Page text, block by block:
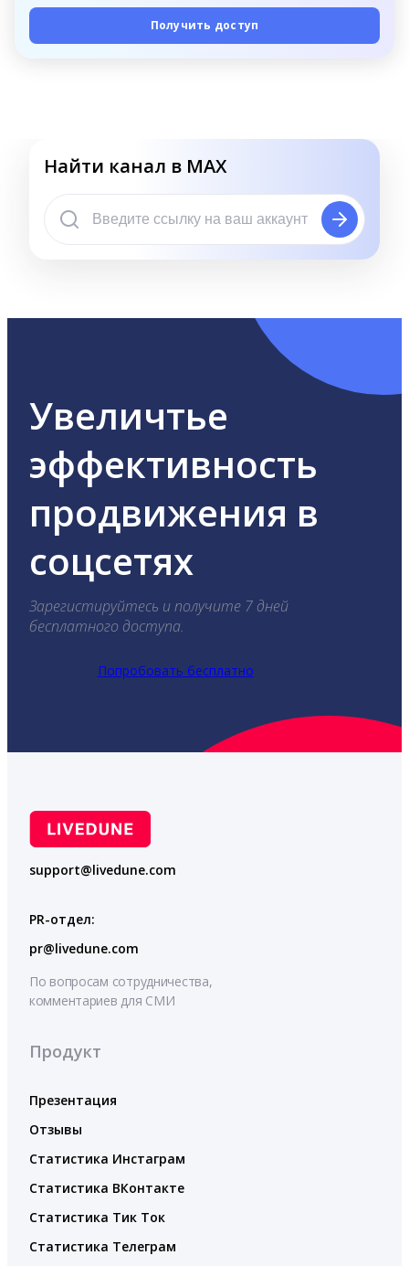
Получить доступ
Найти канал в MAX
Увеличтье
эффективность
продвижения в
соцсетях
Зарегистируйтесь и получите 7 дней
бесплатного доступа.
Попробовать бесплатно
support@livedune.com
PR-отдел:
pr@livedune.com
По вопросам сотрудничества,
комментариев для СМИ
Продукт
Презентация
Отзывы
Статистика Инстаграм
Статистика ВКонтакте
Статистика Тик Ток
Статистика Телеграм